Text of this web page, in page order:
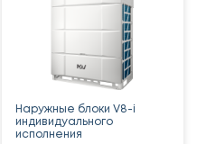
Наружные блоки V8-i
индивидуального
исполнения